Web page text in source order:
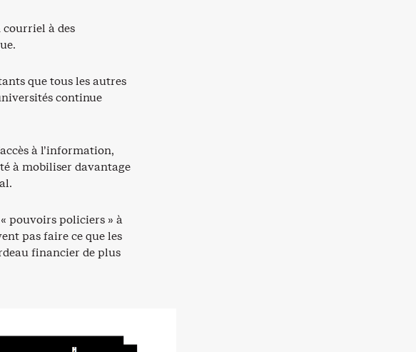
à des
que tous les autres
continue
à l’information,
à mobiliser davantage
pouvoirs policiers » à
pas faire ce que les
financier de plus